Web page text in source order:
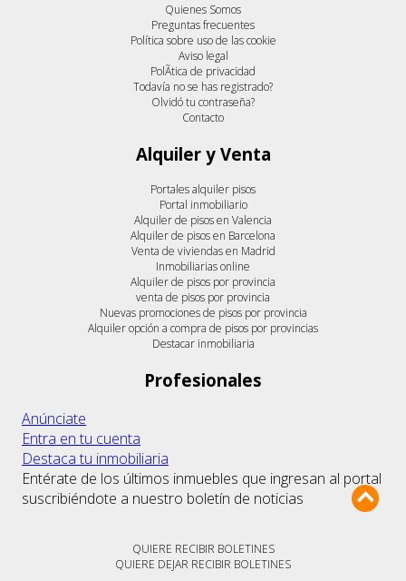
Quienes Somos
Preguntas frecuentes
Política sobre uso de las cookie
Aviso legal
PolÃ­tica de privacidad
Todavía no se has registrado?
Olvidó tu contraseña?
Contacto
Alquiler y Venta
Portales alquiler pisos
Portal inmobiliario
Alquiler de pisos en Valencia
Alquiler de pisos en Barcelona
Venta de viviendas en Madrid
Inmobiliarias online
Alquiler de pisos por provincia
venta de pisos por provincia
Nuevas promociones de pisos por provincia
Alquiler opción a compra de pisos por provincias
Destacar inmobiliaria
Profesionales
Anúnciate
Entra en tu cuenta
Destaca tu inmobiliaria
Entérate de los últimos inmuebles que ingresan al portal
suscribiéndote a nuestro boletín de noticias
QUIERE RECIBIR BOLETINES
QUIERE DEJAR RECIBIR BOLETINES